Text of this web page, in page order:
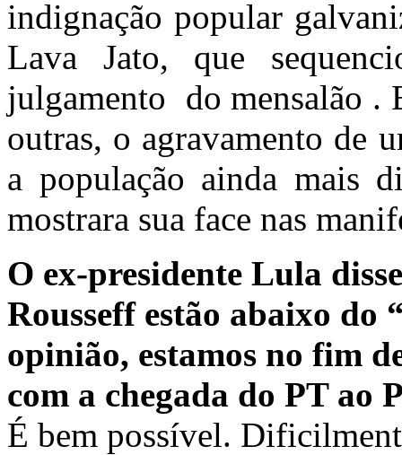
indignação popular
Lava Jato, que
julgamento do mensalão .
outras, o agravamento de
a população ainda mais
mostrara sua face nas
O ex-presidente Lula
Rousseff estão abaixo do
opinião, estamos no fim
com a chegada do PT ao
É bem possível.